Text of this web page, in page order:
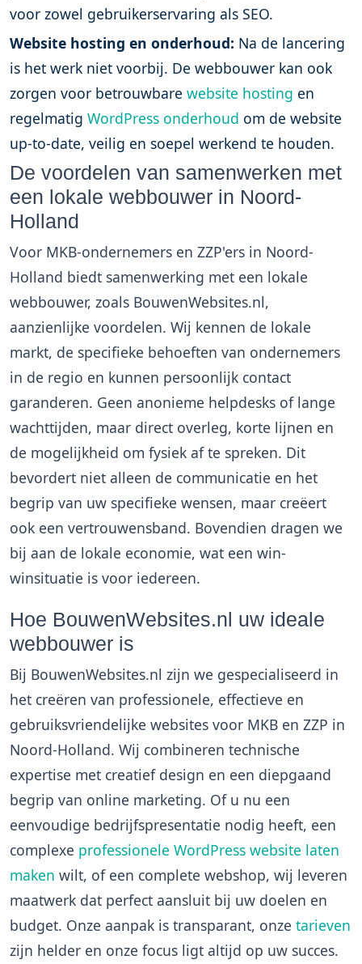
voor zowel gebruikerservaring als SEO.
Website hosting en onderhoud: Na de lancering
is het werk niet voorbij. De webbouwer kan ook
zorgen voor betrouwbare website hosting en
regelmatig WordPress onderhoud om de website
up-to-date, veilig en soepel werkend te houden.
De voordelen van samenwerken met
een lokale webbouwer in Noord-
Holland
Voor MKB-ondernemers en ZZP'ers in Noord-
Holland biedt samenwerking met een lokale
webbouwer, zoals BouwenWebsites.nl,
aanzienlijke voordelen. Wij kennen de lokale
markt, de specifieke behoeften van ondernemers
in de regio en kunnen persoonlijk contact
garanderen. Geen anonieme helpdesks of lange
wachttijden, maar direct overleg, korte lijnen en
de mogelijkheid om fysiek af te spreken. Dit
bevordert niet alleen de communicatie en het
begrip van uw specifieke wensen, maar creëert
ook een vertrouwensband. Bovendien dragen we
bij aan de lokale economie, wat een win-
winsituatie is voor iedereen.
Hoe BouwenWebsites.nl uw ideale
webbouwer is
Bij BouwenWebsites.nl zijn we gespecialiseerd in
het creëren van professionele, effectieve en
gebruiksvriendelijke websites voor MKB en ZZP in
Noord-Holland. Wij combineren technische
expertise met creatief design en een diepgaand
begrip van online marketing. Of u nu een
eenvoudige bedrijfspresentatie nodig heeft, een
complexe professionele WordPress website laten
maken wilt, of een complete webshop, wij leveren
maatwerk dat perfect aansluit bij uw doelen en
budget. Onze aanpak is transparant, onze tarieven
zijn helder en onze focus ligt altijd op uw succes.